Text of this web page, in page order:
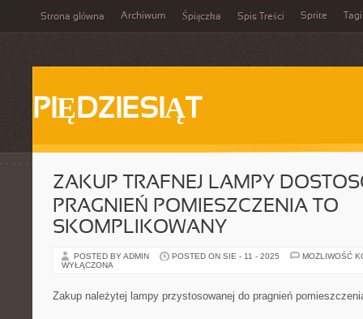
Strona główna Archiwum Śpiączka Spis Treści Sprite Tagi
PIĘDZIESIĄT
ZAKUP TRAFNEJ LAMPY
PRAGNIEŃ POMIESZCZENIA TO
SKOMPLIKOWANY
POSTED BY ADMIN POSTED ON SIE - 11 - 2025
MOŻLIWOŚĆ
WYŁĄCZONA
Zakup należytej lampy przystosowanej do pragnień